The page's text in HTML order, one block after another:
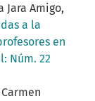
Jara Amigo,
a la
en
Núm. 22